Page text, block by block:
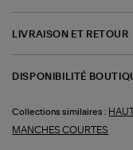
LIVRAISON ET RETOUR
DISPONIBILITÉ
Collections similaires :
MANCHES COURTES